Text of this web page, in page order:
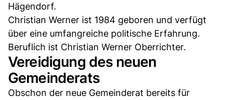
Hägendorf.
Christian Werner ist 1984 geboren und verfügt
über eine umfangreiche politische Erfahrung.
Beruflich ist Christian Werner Oberrichter.
Vereidigung des neuen
Gemeinderats
Obschon der neue Gemeinderat bereits für